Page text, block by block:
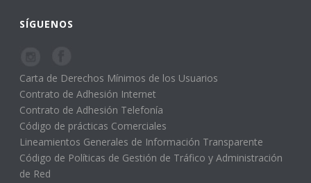
SÍGUENOS
Carta de Derechos Mínimos de los Usuarios
Contrato de Adhesión Internet
Contrato de Adhesión Telefonía
Código de prácticas Comerciales
Lineamientos Generales de Información Transparente
Código de Políticas de Gestión de Tráfico y Administración
de Red